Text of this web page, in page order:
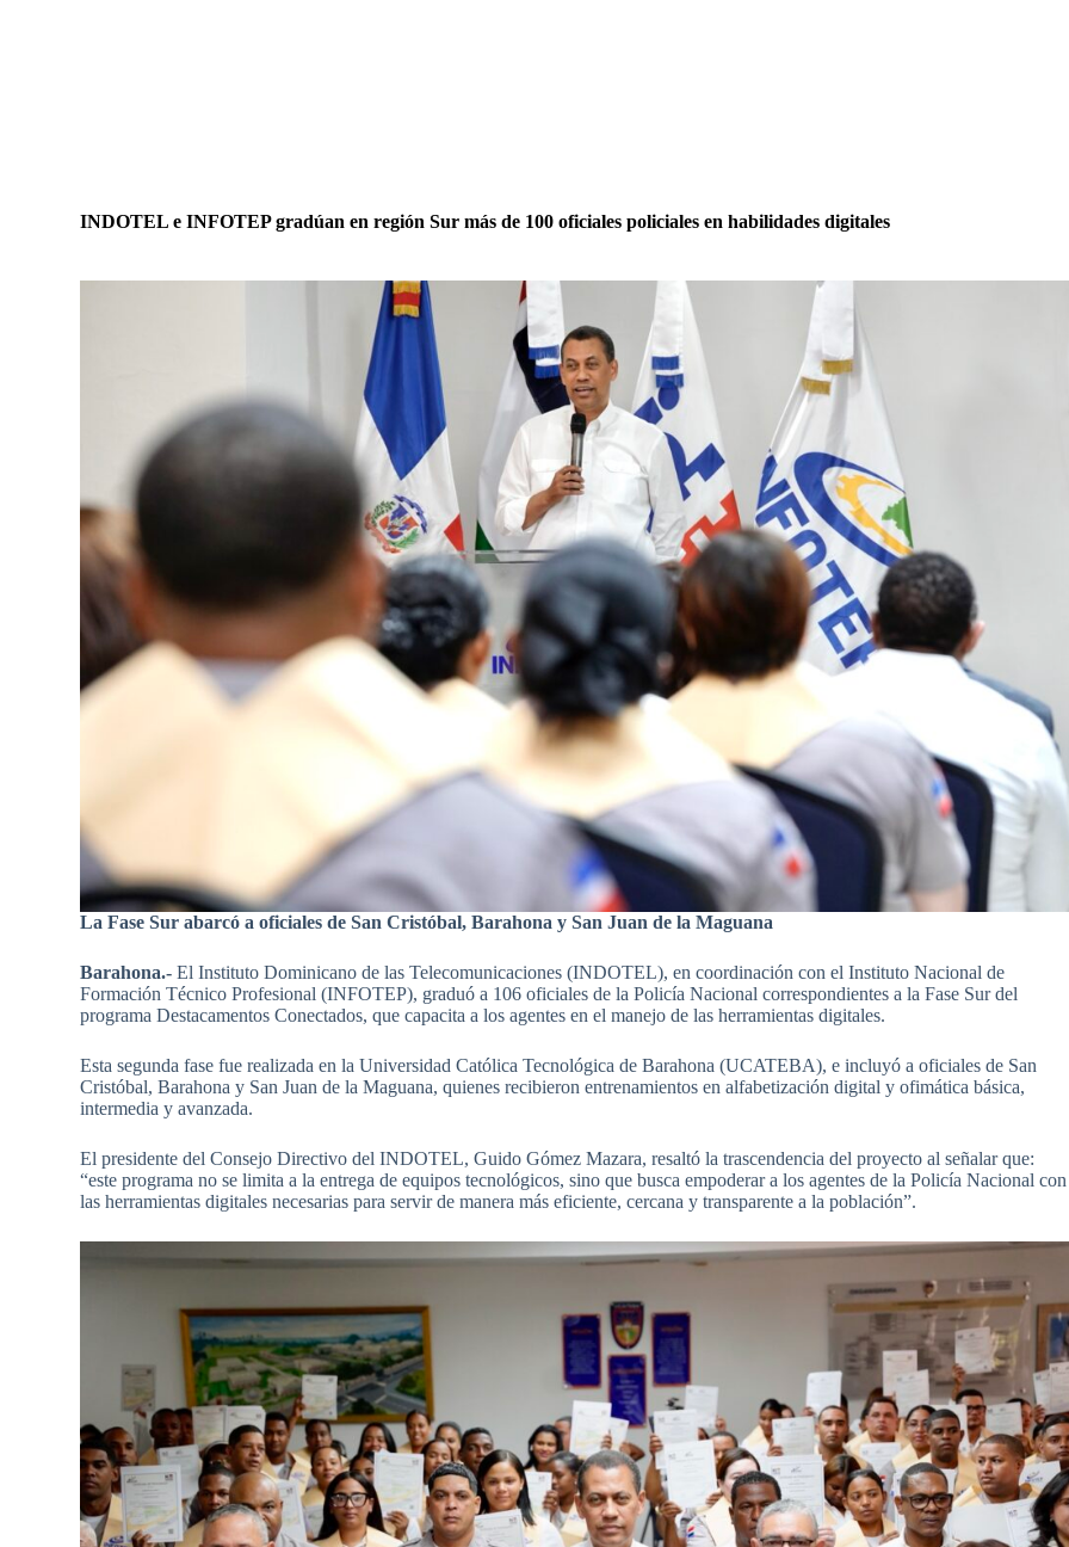
INDOTEL e INFOTEP gradúan en región Sur más de 100 oficiales policiales en habilidades digitales
La Fase Sur abarcó a oficiales de San Cristóbal, Barahona y San Juan de la Maguana
Barahona.- El Instituto Dominicano de las Telecomunicaciones (INDOTEL), en coordinación con el Instituto Nacional de
Formación Técnico Profesional (INFOTEP), graduó a 106 oficiales de la Policía Nacional correspondientes a la Fase Sur del
programa Destacamentos Conectados, que capacita a los agentes en el manejo de las herramientas digitales.
Esta segunda fase fue realizada en la Universidad Católica Tecnológica de Barahona (UCATEBA), e incluyó a oficiales de San
Cristóbal, Barahona y San Juan de la Maguana, quienes recibieron entrenamientos en alfabetización digital y ofimática básica,
intermedia y avanzada.
El presidente del Consejo Directivo del INDOTEL, Guido Gómez Mazara, resaltó la trascendencia del proyecto al señalar que:
“este programa no se limita a la entrega de equipos tecnológicos, sino que busca empoderar a los agentes de la Policía Nacional con
las herramientas digitales necesarias para servir de manera más eficiente, cercana y transparente a la población”.